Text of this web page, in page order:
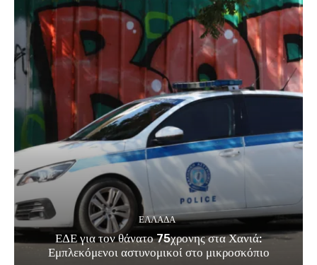
ΕΛΛΑΔΑ
ΕΔΕ για τον θάνατο 75χρονης στα Χανιά:
Εμπλεκόμενοι αστυνομικοί στο μικροσκόπιο